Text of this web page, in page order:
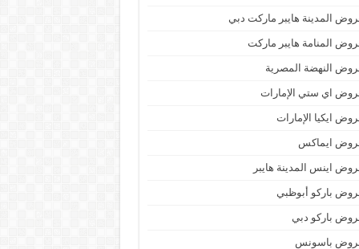
المدينة هايبر ماركت دبي
المنامة هايبر ماركت
النهضة المصرية
اي ستي الإمارات
ايكيا الإمارات
ايماكس
اينس المدينة هايبر
باركو أبوظبي
باركو دبي
باسونس